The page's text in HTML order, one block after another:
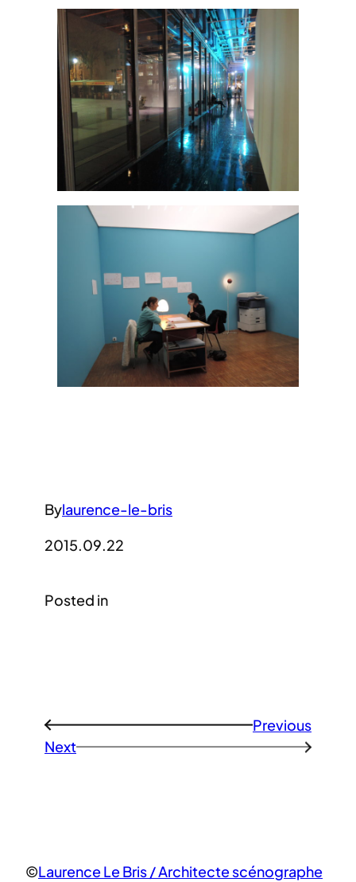
Bylaurence-le-bris
2015.09.22
Posted in
←
Previous
Next
→
©Laurence Le Bris / Architecte scénographe